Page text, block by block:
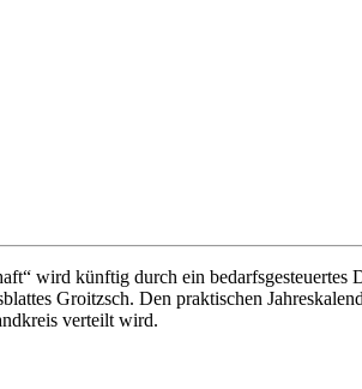
wird künftig durch ein
Groitzsch. Den praktischen
verteilt wird.